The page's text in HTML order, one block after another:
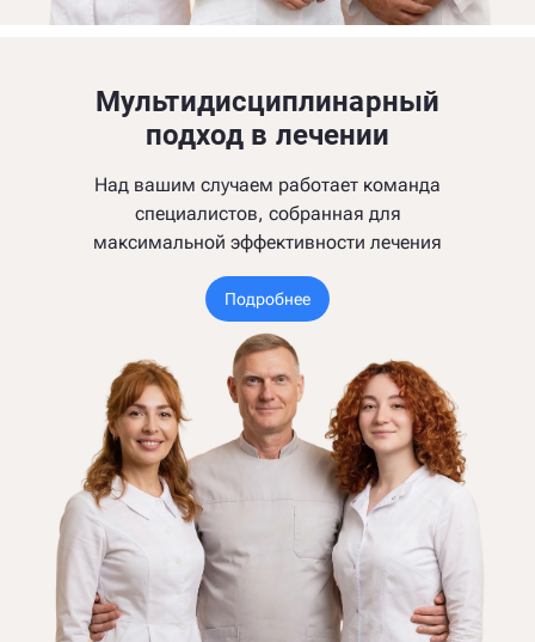
Мультидисциплинарный
подход в лечении
Над вашим случаем работает команда
специалистов, собранная для
максимальной эффективности лечения
Подробнее